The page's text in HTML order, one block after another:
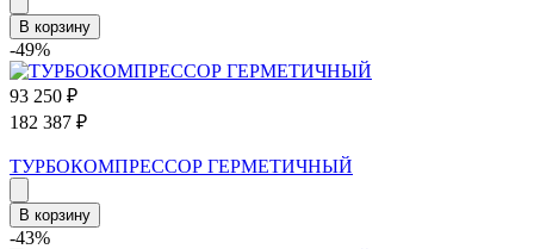
В корзину
-49%
93 250 ₽
182 387 ₽
ТУРБОКОМПРЕССОР ГЕРМЕТИЧНЫЙ
В корзину
-43%